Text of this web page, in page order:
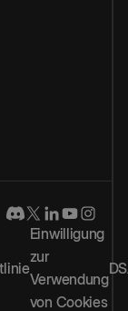
Einwilligung
zur
Verwendung
von Cookies